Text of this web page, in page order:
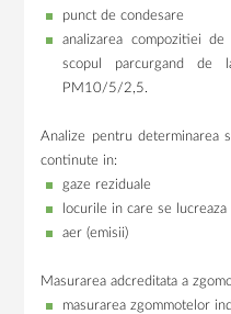
punct de condesare
analizarea compozitiei
scopul parcurgand
PM10/5/2,5.
Analize pentru determinarea
continute in:
gaze reziduale
locurile in care se lucreaza
aer (emisii)
Masurarea adcreditata a
masurarea zgommotelor